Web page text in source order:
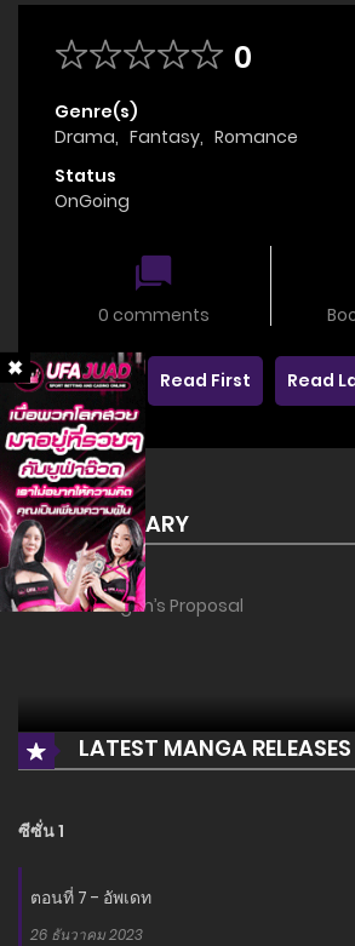
0
Genre(s)
Drama, Fantasy, Romance
Status
OnGoing
0 comments
Read First Read
SUMMARY
อ่าน The Dragon’s Proposal
LATEST MANGA RELEASES
ซีซั่น 1
ตอนที่ 7 - อัพเดท
26 ธันวาคม 2023